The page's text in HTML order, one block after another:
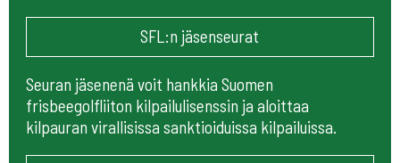
SFL:n jäsenseurat
Seuran jäsenenä voit hankkia Suomen
frisbeegolfliiton kilpailulisenssin ja aloittaa
kilpauran virallisissa sanktioiduissa kilpailuissa.